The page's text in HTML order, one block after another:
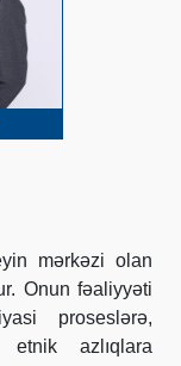
mərkəzi olan
Onun fəaliyyəti
proseslərə,
etnik azlıqlara